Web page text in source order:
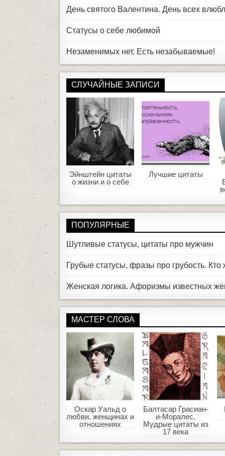
День святого Валентина. День всех
Статусы о себе любимой
Незаменимых нет. Есть незабываемые!
СЛУЧАЙНЫЕ ЗАПИСИ
Эйнштейн цитаты
о жизни и о себе
Лучшие цитаты
ПОПУЛЯРНЫЕ
Шутливые статусы, цитаты про мужчин
Грубые статусы, фразы про грубость.
Женская логика. Афоризмы известных
МАСТЕР СЛОВА
Оскар Уальд о
любви, женщинах и
отношениях
Балтасар Грасиан-
и-Моралес.
Мудрые цитаты из
17 века